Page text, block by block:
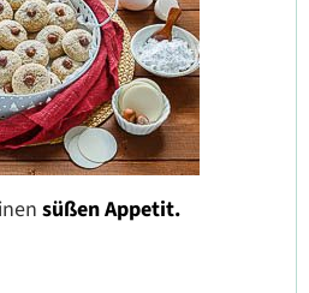
süßen Appetit.